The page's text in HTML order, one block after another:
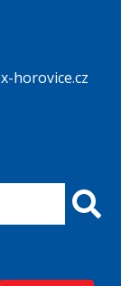
horovice.cz